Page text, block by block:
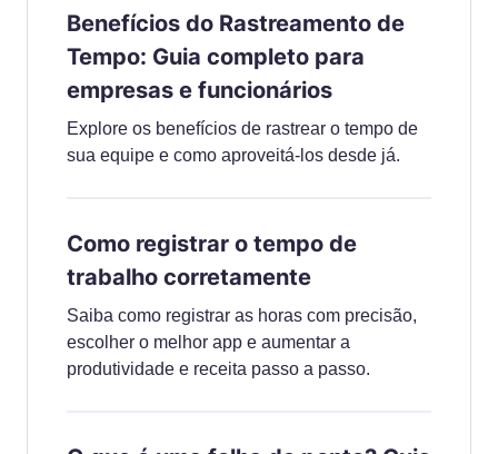
Benefícios do Rastreamento de
Tempo: Guia completo para
empresas e funcionários
Explore os benefícios de rastrear o tempo de
sua equipe e como aproveitá-los desde já.
Como registrar o tempo de
trabalho corretamente
Saiba como registrar as horas com precisão,
escolher o melhor app e aumentar a
produtividade e receita passo a passo.